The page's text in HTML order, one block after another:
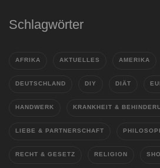
Schlagwörter
AFRIKA AKTUELLES AMERIKA
DEUTSCHLAND DIY DIÄT
HANDWERK KRANKHEIT &
LIEBE & PARTNERSCHAFT
RECHT & GESETZ RELIGION